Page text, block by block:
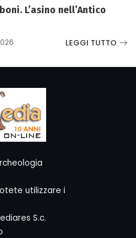
L’asino nell’Antico
LEGGI TUTTO
utilizzare i
S.c.